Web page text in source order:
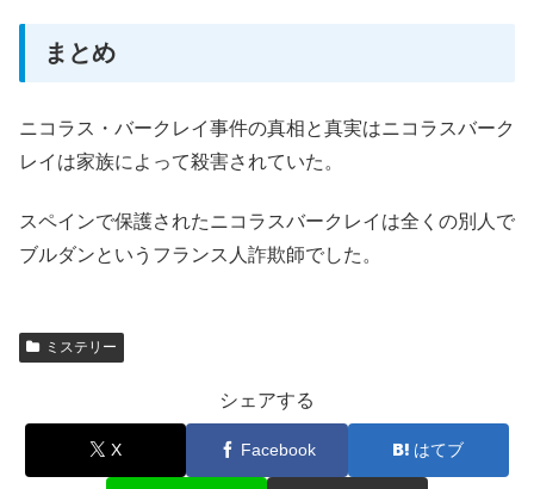
まとめ
ニコラス・バークレイ事件の真相と真実はニコラスバーク
レイは家族によって殺害されていた。
スペインで保護されたニコラスバークレイは全くの別人で
ブルダンというフランス人詐欺師でした。
ミステリー
シェアする
X Facebook はてブ